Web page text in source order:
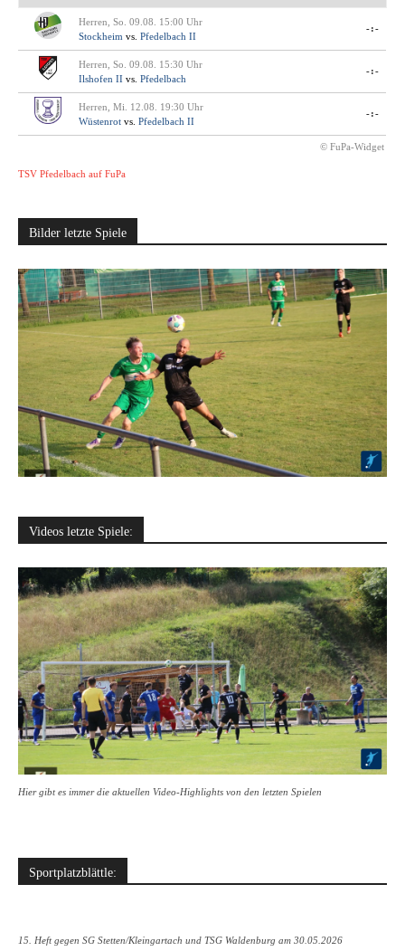
Herren, So. 09.08. 15:00 Uhr
Stockheim vs. Pfedelbach II
-:-
Herren, So. 09.08. 15:30 Uhr
Ilshofen II vs. Pfedelbach
-:-
Herren, Mi. 12.08. 19:30 Uhr
Wüstenrot vs. Pfedelbach II
-:-
© FuPa-Widget
TSV Pfedelbach auf FuPa
Bilder letzte Spiele
Videos letzte Spiele:
Hier gibt es immer die aktuellen Video-Highlights von den letzten Spielen
Sportplatzblättle:
15. Heft gegen SG Stetten/Kleingartach und TSG Waldenburg am 30.05.2026